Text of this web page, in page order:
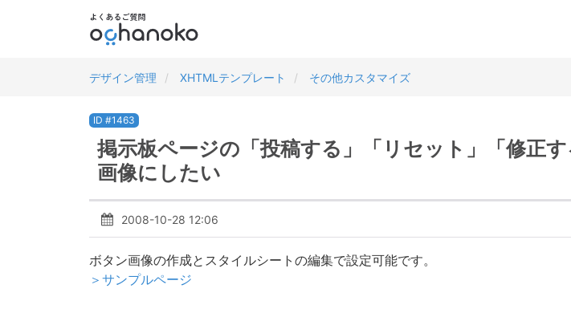
デザイン管理 XHTMLテンプレート その他カスタマイズ
ID #1463
掲示板ページの「投稿する」「リセット」「修正
画像にしたい
2008-10-28 12:06
ボタン画像の作成とスタイルシートの編集で設定可能です。
＞サンプルページ